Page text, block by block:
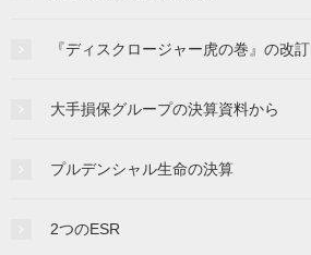
『ディスクロージャー虎の巻』の改訂
大手損保グループの決算資料から
プルデンシャル生命の決算
2つのESR